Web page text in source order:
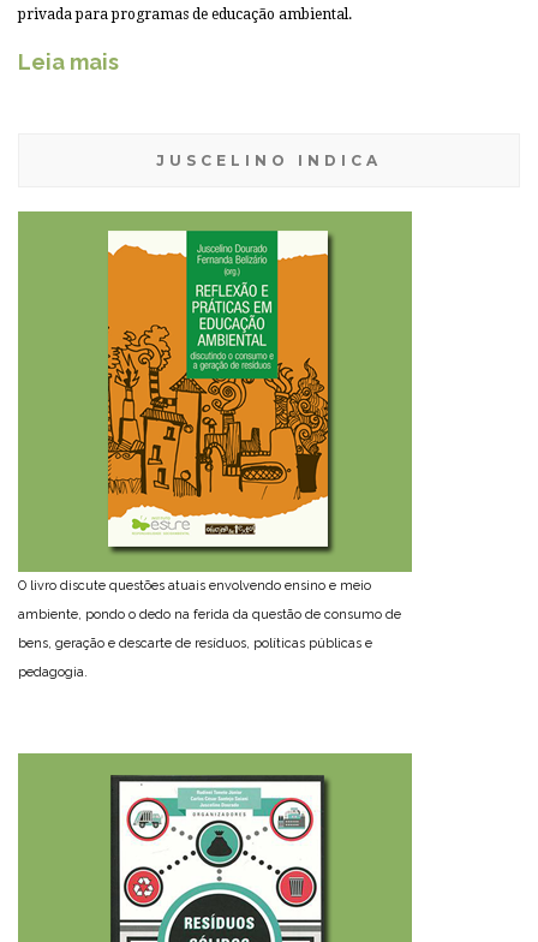
privada para programas de educação ambiental.
Leia mais
JUSCELINO INDICA
O livro discute questões atuais envolvendo ensino e meio
ambiente, pondo o dedo na ferida da questão de consumo de
bens, geração e descarte de resíduos, políticas públicas e
pedagogia.